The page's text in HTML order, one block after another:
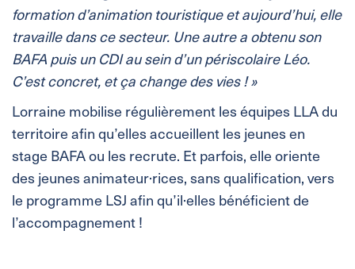
formation d’animation touristique et aujourd’hui, elle
travaille dans ce secteur. Une autre a obtenu son
BAFA puis un CDI au sein d’un périscolaire Léo.
C’est concret, et ça change des vies ! »
Lorraine mobilise régulièrement les équipes LLA du
territoire afin qu’elles accueillent les jeunes en
stage BAFA ou les recrute. Et parfois, elle oriente
des jeunes animateur·rices, sans qualification, vers
le programme LSJ afin qu’il·elles bénéficient de
l’accompagnement !